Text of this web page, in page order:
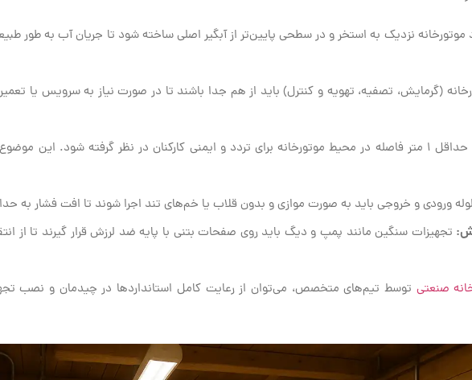
نزدیک به استخر و در سطحی پایین‌تر از آبگیر اصلی ساخته شود تا جریان آب به طور
(گرمایش، تصفیه، تهویه و کنترل) باید از هم جدا باشند تا در صورت نیاز به سرویس یا
باید حداقل ۱ متر فاصله در محیط موتورخانه برای تردد و ایمنی کارکنان در نظر گرفته شود. این
ورودی و خروجی باید به صورت موازی و بدون قلاب یا خم‌های تند اجرا شوند تا افت فشار به
تجهیزات سنگین مانند پمپ و دیگ باید روی صفحات بتنی با پایه ضد لرزش قرار گیرند تا از
صنعتی توسط تیم‌های متخصص، می‌توان از رعایت کامل استانداردها در چیدمان و نصب